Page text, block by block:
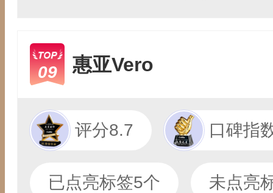
09 惠亚Vero
评分8.7 口碑指
已点亮标签5个 未点亮